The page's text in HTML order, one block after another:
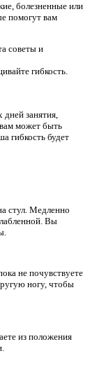
болезненные или
помогут вам
советы и
гибкость.
занятия,
может быть
гибкость будет
стул. Медленно
Вы
не почувствуете
ногу, чтобы
из положения